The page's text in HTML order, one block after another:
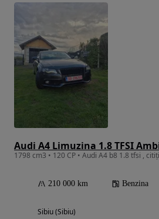
Audi A4 Limuzina 1.8 TFSI
1798 cm3 • 120 CP • Audi A4 b8 1.8 tfsi ,
210 000 km Benzina
Sibiu (Sibiu)